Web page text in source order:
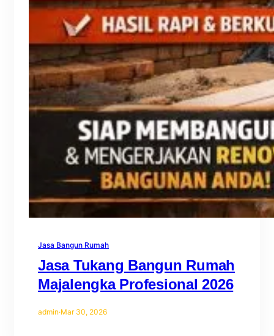
Jasa Bangun Rumah
Jasa Tukang Bangun Rumah
Majalengka Profesional 2026
admin·Mar 30, 2026